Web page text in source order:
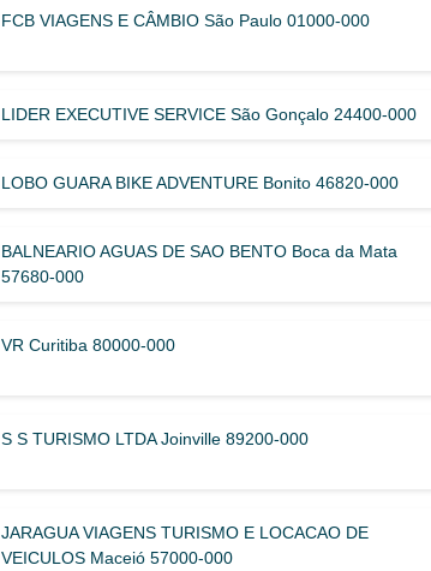
FCB VIAGENS E CÂMBIO São Paulo 01000-000
LIDER EXECUTIVE SERVICE São Gonçalo 24400-000
LOBO GUARA BIKE ADVENTURE Bonito 46820-000
BALNEARIO AGUAS DE SAO BENTO Boca da Mata
57680-000
VR Curitiba 80000-000
S S TURISMO LTDA Joinville 89200-000
JARAGUA VIAGENS TURISMO E LOCACAO DE
VEICULOS Maceió 57000-000